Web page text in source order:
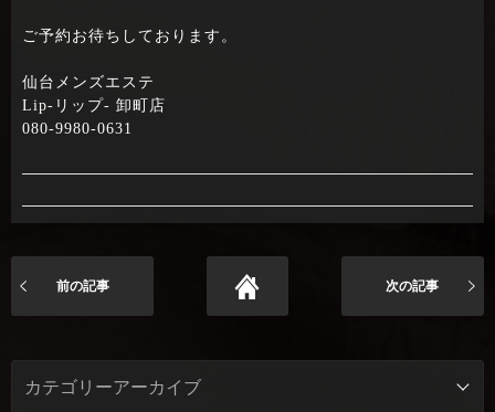
ご予約お待ちしております。
仙台メンズエステ
Lip-リップ- 卸町店
080-9980-0631
前の記事 次の記事